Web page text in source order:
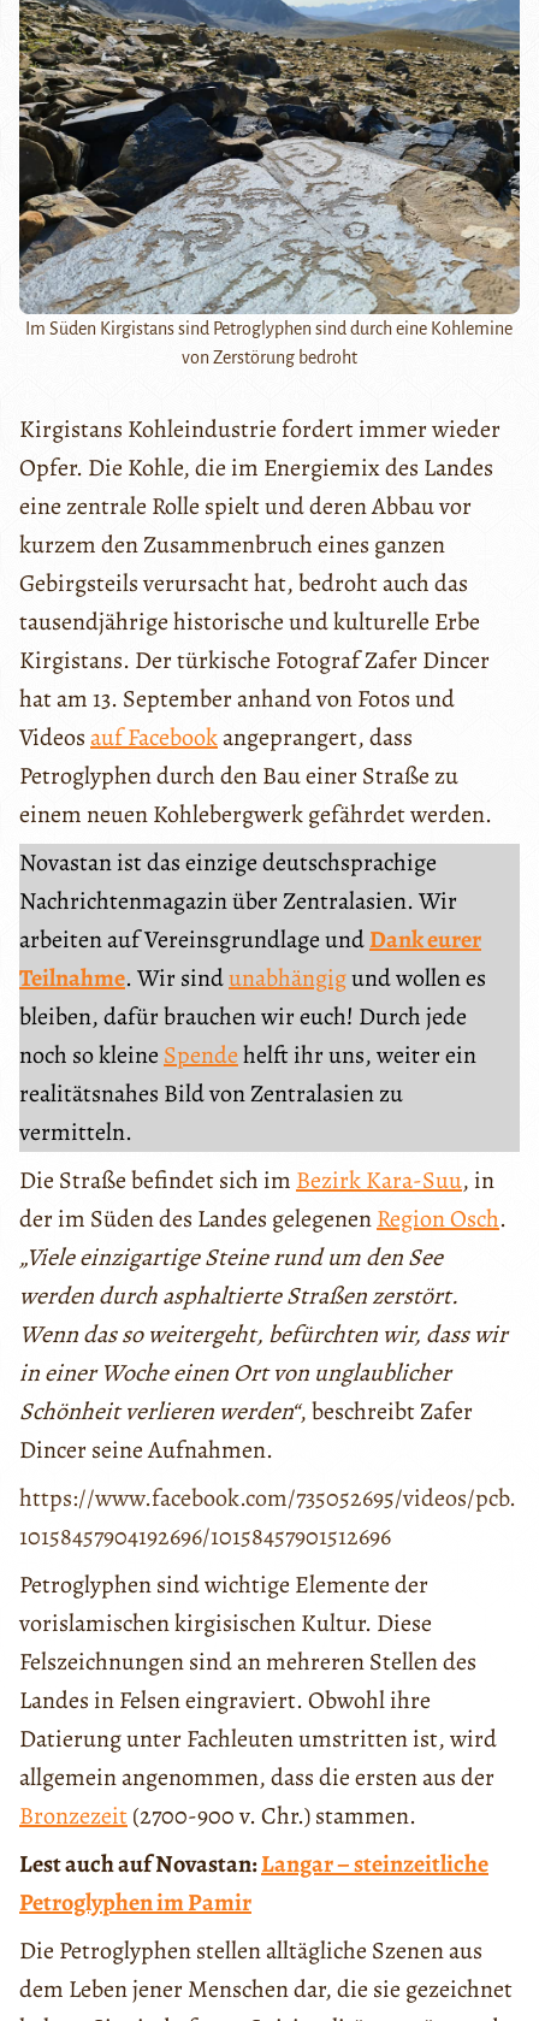
Im Süden Kirgistans sind Petroglyphen sind durch eine Kohlemine
von Zerstörung bedroht
Kirgistans Kohleindustrie fordert immer wieder
Opfer. Die Kohle, die im Energiemix des Landes
eine zentrale Rolle spielt und deren Abbau vor
kurzem den Zusammenbruch eines ganzen
Gebirgsteils verursacht hat, bedroht auch das
tausendjährige historische und kulturelle Erbe
Kirgistans. Der türkische Fotograf Zafer Dincer
hat am 13. September anhand von Fotos und
Videosauf Facebookangeprangert, dass
Petroglyphen durch den Bau einer Straße zu
einem neuen Kohlebergwerk gefährdet werden.
Novastan ist das einzige deutschsprachige
Nachrichtenmagazin über Zentralasien. Wir
arbeiten auf Vereinsgrundlage undDank eurer
Teilnahme. Wir sindunabhängigund wollen es
bleiben, dafür brauchen wir euch! Durch jede
noch so kleine Spendehelft ihr uns, weiter ein
realitätsnahes Bild von Zentralasien zu
vermitteln.
Die Straße befindet sich im Bezirk Kara-Suu, in
der im Süden des Landes gelegenenRegion Osch.
„Viele einzigartige Steine rund um den See
werden durch asphaltierte Straßen zerstört.
Wenn das so weitergeht, befürchten wir, dass wir
in einer Woche einen Ort von unglaublicher
Schönheit verlieren werden“, beschreibt Zafer
Dincer seine Aufnahmen.
https://www.facebook.com/735052695/videos/pcb.
10158457904192696/10158457901512696
Petroglyphen sind wichtige Elemente der
vorislamischen kirgisischen Kultur. Diese
Felszeichnungen sind an mehreren Stellen des
Landes in Felsen eingraviert. Obwohl ihre
Datierung unter Fachleuten umstritten ist, wird
allgemein angenommen, dass die ersten aus der
Bronzezeit(2700-900 v. Chr.) stammen.
Lest auch auf Novastan:Langar – steinzeitliche
Petroglyphen im Pamir
Die Petroglyphen stellen alltägliche Szenen aus
dem Leben jener Menschen dar, die sie gezeichnet